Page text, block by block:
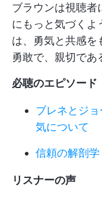
ブラウンは視聴者
にもっと気づくよ
は、勇気と共感を
勇敢で、親切であ
必聴のエピソード
ブレネとジ
気について
信頼の解剖学
リスナーの声